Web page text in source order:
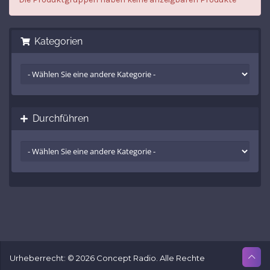
Kategorien
Durchführen
Urheberrecht: © 2026 Concept Radio. Alle Rechte